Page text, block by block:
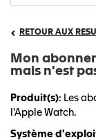
RETOUR AUX
Mon
mais n'est
Produit(s): Les
l'Apple Watch.
Système